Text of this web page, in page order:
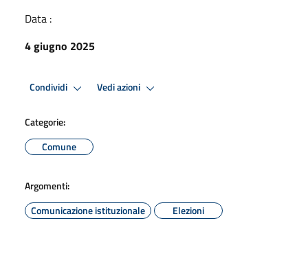
Data :
4 giugno 2025
Condividi Vedi azioni
Categorie:
Comune
Argomenti:
Comunicazione istituzionale
Elezioni